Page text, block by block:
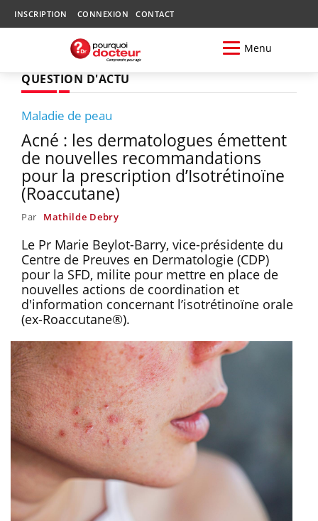
INSCRIPTION CONNEXION CONTACT
Menu
QUESTION D'ACTU
Maladie de peau
Acné : les dermatologues émettent
de nouvelles recommandations
pour la prescription d’Isotrétinoïne
(Roaccutane)
Par Mathilde Debry
Le Pr Marie Beylot-Barry, vice-présidente du
Centre de Preuves en Dermatologie (CDP)
pour la SFD, milite pour mettre en place de
nouvelles actions de coordination et
d'information concernant l’isotrétinoïne orale
(ex-Roaccutane®).